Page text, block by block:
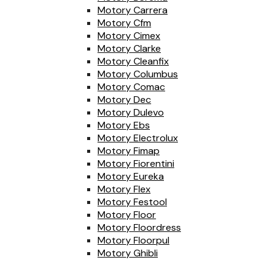
Motory Carrera
Motory Cfm
Motory Cimex
Motory Clarke
Motory Cleanfix
Motory Columbus
Motory Comac
Motory Dec
Motory Dulevo
Motory Ebs
Motory Electrolux
Motory Fimap
Motory Fiorentini
Motory Eureka
Motory Flex
Motory Festool
Motory Floor
Motory Floordress
Motory Floorpul
Motory Ghibli